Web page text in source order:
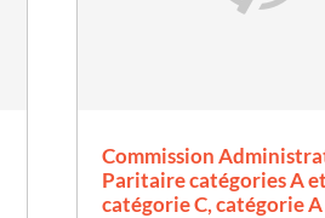
Commission
Paritaire catégories A
catégorie C, catégorie A